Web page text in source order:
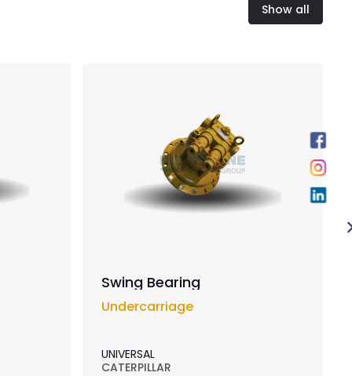
Show all
Swing Bearing
Undercarriage
UNIVERSAL
CATERPILLAR